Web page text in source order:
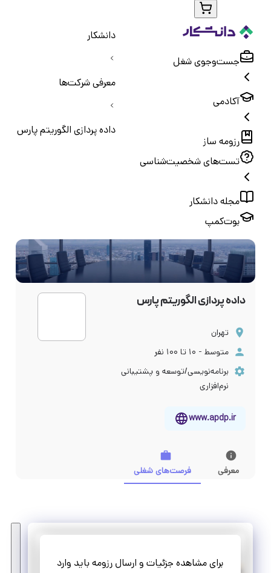
جست‌و‌جوی شغل
آکادمی
رزومه ساز
تست‌های شخصیت‌شناسی
مجله دانشکار
بوت‌کمپ
دانشکار
معرفی شرکت‌ها
داده پردازی الگوریتم پارس
داده پردازی الگوریتم پارس
تهران
متوسط - ۱۰ تا ۱۰۰ نفر
برنامه‌نویسی/توسعه و پشتیبانی
نرم‌افزاری
www.apdp.ir
معرفی فرصت‌های شغلی
برای مشاهده جزئیات و ارسال رزومه باید وارد